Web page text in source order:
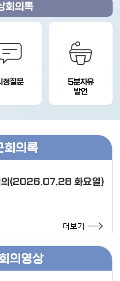
회의록
정질문
5분자유
발언
회의록
(2026.07.28 화요일)
더보기
의영상